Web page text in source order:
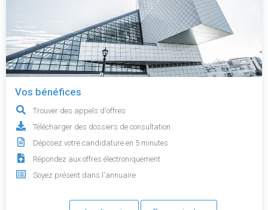
Vos bénéfices
Trouver des appels d'offres
Télécharger des dossiers de consultation
Déposez votre candidature en 5 minutes
Répondez aux offres électroniquement
Soyez présent dans l'annuaire